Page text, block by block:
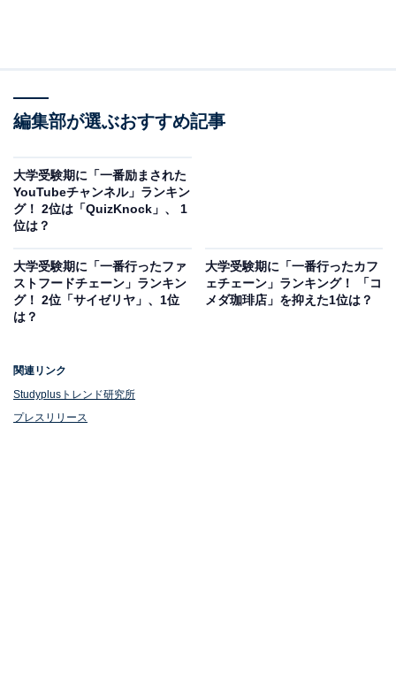
験に一発合格し、一躍注目を集めました。その後も医師
ャンネルでは、画期的な勉強法を発信したり、「超集中
する10時間勉強ライブ」などの配信で視聴者と一緒に勉
生に影響を与えています。
編集部が選ぶおすすめ記事
大学受験期に「一番励まされた
YouTubeチャンネル」ランキン
グ！ 2位は「QuizKnock」、 1
位は？
大学受験期に「一番行ったファ
ストフードチェーン」ランキン
グ！ 2位「サイゼリヤ」、1位
は？
大学受験期に「一番行ったカフ
ェチェーン」ランキング！ 「コ
メダ珈琲店」を抑えた1位は？
関連リンク
Studyplusトレンド研究所
プレスリリース